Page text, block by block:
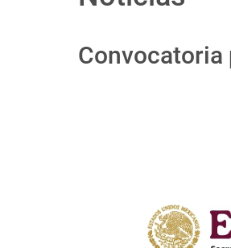
Convocatoria